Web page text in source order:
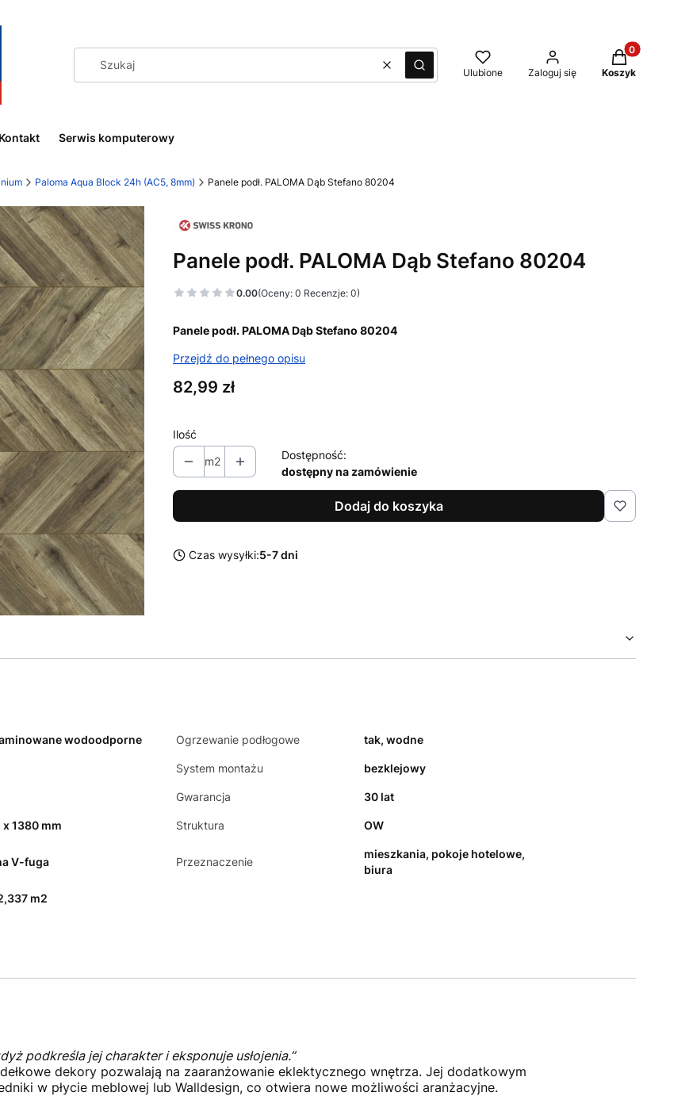
WyczyśćSzukaj Ulubione Zaloguj się
Produkty w
Koszyk
Kontakt Serwis komputerowy
Paloma Aqua Block 24h (AC5, 8mm) Panele podł. PALOMA Dąb Stefano 80204
Panele podł. PALOMA Dąb Stefano 80204
0.00(Oceny: 0 Recenzje: 0)
Panele podł. PALOMA Dąb Stefano 80204
Przejdź do pełnego opisu
Cena
82,99 zł
Ilość
m2
Dostępność:
dostępny na zamówienie
Dodaj do koszyka
Czas wysyłki:5-7 dni
wodoodporne Ogrzewanie podłogowe tak, wodne
System montażu bezklejowy
Gwarancja 30 lat
1380 mm Struktura OW
V-fuga Przeznaczenie
mieszkania, pokoje hotelowe,
biura
m2
podkreśla jej charakter i eksponuje usłojenia.”
dekory pozwalają na zaaranżowanie eklektycznego wnętrza. Jej dodatkowym
w płycie meblowej lub Walldesign, co otwiera nowe możliwości aranżacyjne.